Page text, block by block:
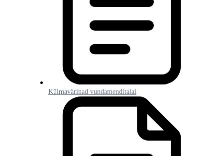
Külmavärinad vundamenditalal